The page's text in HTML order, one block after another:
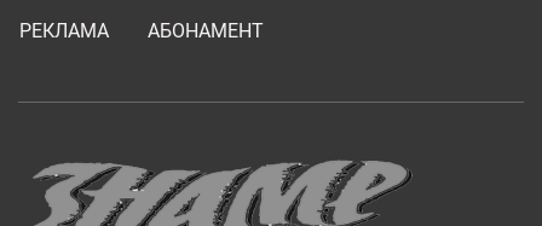
РЕКЛАМА
АБОНАМЕНТ